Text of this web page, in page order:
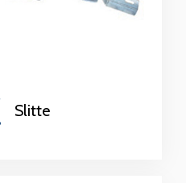
Slitte